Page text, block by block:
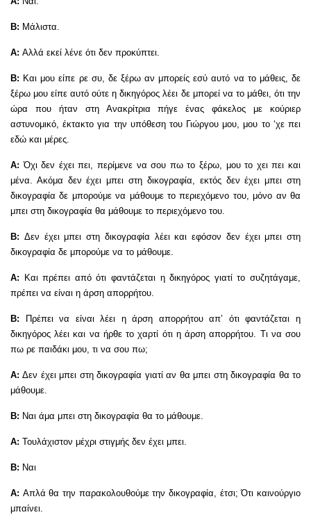
Β: Μάλιστα.
Α: Αλλά εκεί λένε ότι δεν προκύπτει.
Β: Και μου είπε ρε συ, δε ξέρω αν μπορείς εσύ αυτό να το μάθεις, δε
ξέρω μου είπε αυτό ούτε η δικηγόρος λέει δε μπορεί να το μάθει, ότι την
ώρα που ήταν στη Ανακρίτρια πήγε ένας φάκελος με κούριερ
αστυνομικό, έκτακτο για την υπόθεση του Γιώργου μου, μου το ‘χε πει
εδώ και μέρες.
Α: Όχι δεν έχει πει, περίμενε να σου πω το ξέρω, μου το χει πει και
μένα. Ακόμα δεν έχει μπει στη δικογραφία, εκτός δεν έχει μπει στη
δικογραφία δε μπορούμε να μάθουμε το περιεχόμενο του, μόνο αν θα
μπει στη δικογραφία θα μάθουμε το περιεχόμενο του.
Β: Δεν έχει μπει στη δικογραφία λέει και εφόσον δεν έχει μπει στη
δικογραφία δε μπορούμε να το μάθουμε.
Α: Και πρέπει από ότι φαντάζεται η δικηγόρος γιατί το συζητάγαμε,
πρέπει να είναι η άρση απορρήτου.
Β: Πρέπει να είναι λέει η άρση απορρήτου απ’ ότι φαντάζεται η
δικηγόρος λέει και να ήρθε το χαρτί ότι η άρση απορρήτου. Τι να σου
πω ρε παιδάκι μου, τι να σου πω;
Α: Δεν έχει μπει στη δικογραφία γιατί αν θα μπει στη δικογραφία θα το
μάθουμε.
Β: Ναι άμα μπει στη δικογραφία θα το μάθουμε.
Α: Τουλάχιστον μέχρι στιγμής δεν έχει μπει.
Β: Ναι
Α: Απλά θα την παρακολουθούμε την δικογραφία, έτσι; Ότι καινούργιο
μπαίνει.